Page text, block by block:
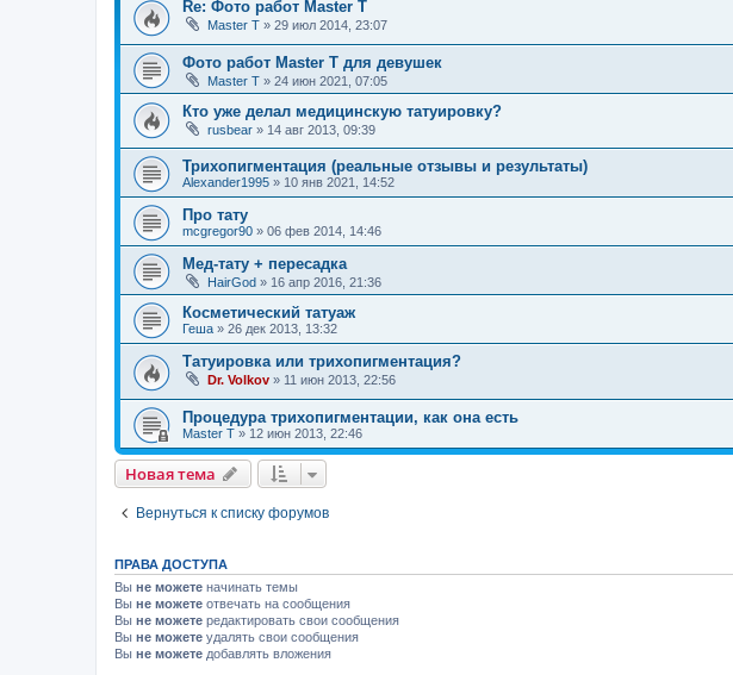
Re: Фото работ Master T
Master T » 29 июл 2014, 23:07
Фото работ Master T для девушек
Master T » 24 июн 2021, 07:05
Кто уже делал медицинскую татуировку?
rusbear » 14 авг 2013, 09:39
Трихопигментация (реальные отзывы и результаты)
Alexander1995 » 10 янв 2021, 14:52
Про тату
mcgregor90 » 06 фев 2014, 14:46
Мед-тату + пересадка
HairGod » 16 апр 2016, 21:36
Косметический татуаж
Геша » 26 дек 2013, 13:32
Татуировка или трихопигментация?
Dr. Volkov » 11 июн 2013, 22:56
Процедура трихопигментации, как она есть
Master T » 12 июн 2013, 22:46
Новая тема
Вернуться к списку форумов
ПРАВА ДОСТУПА
Вы не можете начинать темы
Вы не можете отвечать на сообщения
Вы не можете редактировать свои сообщения
Вы не можете удалять свои сообщения
Вы не можете добавлять вложения